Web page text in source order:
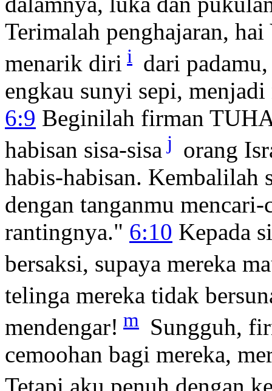
Terimalah penghajaran,
menarik diri i
dari
engkau sunyi sepi,
6:9 Beginilah firman
habisan sisa-sisa j orang
habis-habisan. Kembalilah
dengan tanganmu
rantingnya." 6:10 Kepada
bersaksi, supaya mereka
telinga mereka tidak
mendengar! m
Sungguh,
cemoohan bagi mereka,